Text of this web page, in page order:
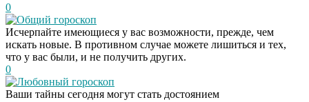
0
Общий гороскоп
Исчерпайте имеющиеся у вас возможности, прежде, чем
искать новые. В противном случае можете лишиться и тех,
что у вас были, и не получить других.
0
Любовный гороскоп
Ваши тайны сегодня могут стать достоянием